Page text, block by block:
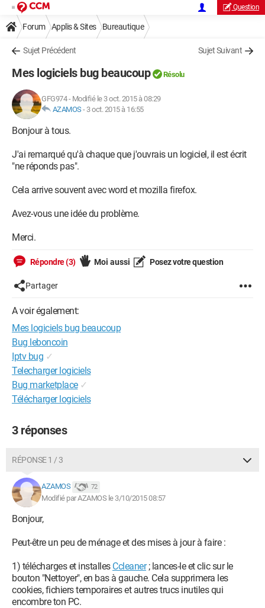
Question
Forum Applis & Sites Bureautique
Sujet Précédent Sujet Suivant
Mes logiciels bug beaucoup Résolu
GFG974- Modifié le 3 oct. 2015 à 08:29
AZAMOS- 3 oct. 2015 à 16:55
Bonjour à tous.
J'ai remarqué qu'à chaque que j'ouvrais un logiciel, il est écrit
"ne réponds pas".
Cela arrive souvent avec word et mozilla firefox.
Avez-vous une idée du problème.
Merci.
Répondre (3) Moi aussi Posez votre question
Partager
A voir également:
Mes logiciels bug beaucoup
Bug leboncoin
Iptv bug ✓
Telecharger logiciels
Bug marketplace ✓
Télécharger logiciels
3 réponses
RÉPONSE 1 / 3
AZAMOS 72
Modifié par AZAMOS le 3/10/2015 08:57
Bonjour,
Peut-être un peu de ménage et des mises à jour à faire :
1) télécharges et installes Ccleaner; lances-le et clic sur le
bouton "Nettoyer", en bas à gauche. Cela supprimera les
cookies, fichiers temporaires et autres trucs inutiles qui
encombre ton PC.